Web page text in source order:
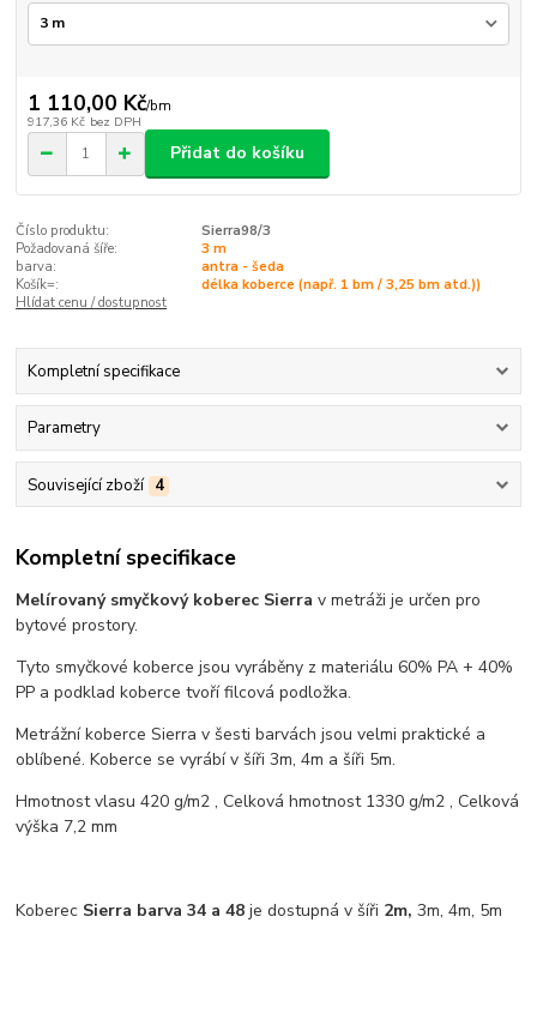
1 110,00 Kč/bm
917,36 Kč bez DPH
Přidat do košíku
Číslo produktu:
Sierra98/3
Požadovaná šíře:
3 m
barva:
antra - šeda
Košík=:
délka koberce (např. 1 bm / 3,25 bm atd.))
Hlídat cenu / dostupnost
Kompletní specifikace
Parametry
Související zboží 4
Kompletní specifikace
Melírovaný smyčkový koberec Sierra v metráži je určen pro
bytové prostory.
Tyto smyčkové koberce jsou vyráběny z materiálu 60% PA + 40%
PP a podklad koberce tvoří filcová podložka.
Metrážní koberce Sierra v šesti barvách jsou velmi praktické a
oblíbené. Koberce se vyrábí v šíři 3m, 4m a šíři 5m.
Hmotnost vlasu 420 g/m2 , Celková hmotnost 1330 g/m2 , Celková
výška 7,2 mm
Koberec Sierra barva 34 a 48 je dostupná v šíři 2m, 3m, 4m, 5m